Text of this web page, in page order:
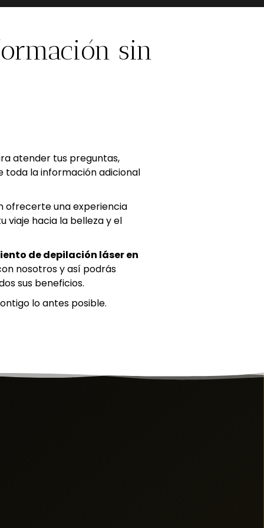
sin
atender tus preguntas,
la información adicional
ofrecerte una experiencia
viaje hacia la belleza y el
de depilación láser en
nosotros y así podrás
sus beneficios.
lo antes posible.